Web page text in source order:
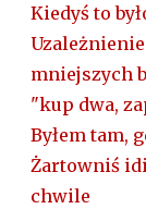
Kiedyś to
mniejszych
"kup dwa,
Byłem tam,
Żartowniś
chwile